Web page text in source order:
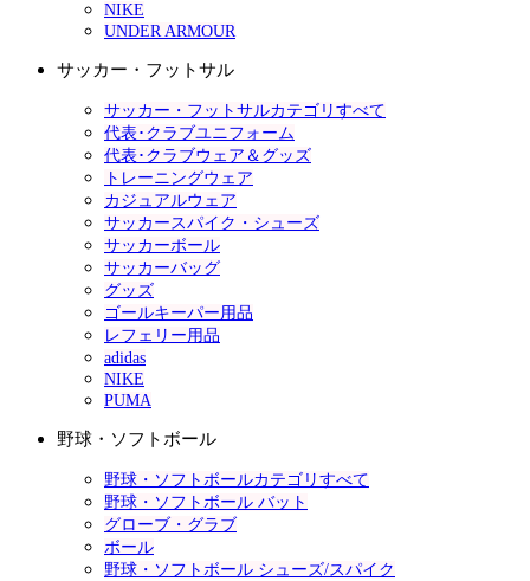
NIKE
UNDER ARMOUR
サッカー・フットサル
サッカー・フットサルカテゴリすべて
代表･クラブユニフォーム
代表･クラブウェア＆グッズ
トレーニングウェア
カジュアルウェア
サッカースパイク・シューズ
サッカーボール
サッカーバッグ
グッズ
ゴールキーパー用品
レフェリー用品
adidas
NIKE
PUMA
野球・ソフトボール
野球・ソフトボールカテゴリすべて
野球・ソフトボール バット
グローブ・グラブ
ボール
野球・ソフトボール シューズ/スパイク